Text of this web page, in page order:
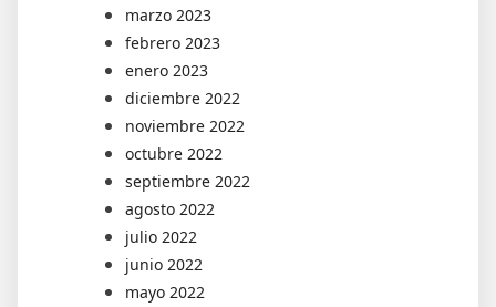
marzo 2023
febrero 2023
enero 2023
diciembre 2022
noviembre 2022
octubre 2022
septiembre 2022
agosto 2022
julio 2022
junio 2022
mayo 2022